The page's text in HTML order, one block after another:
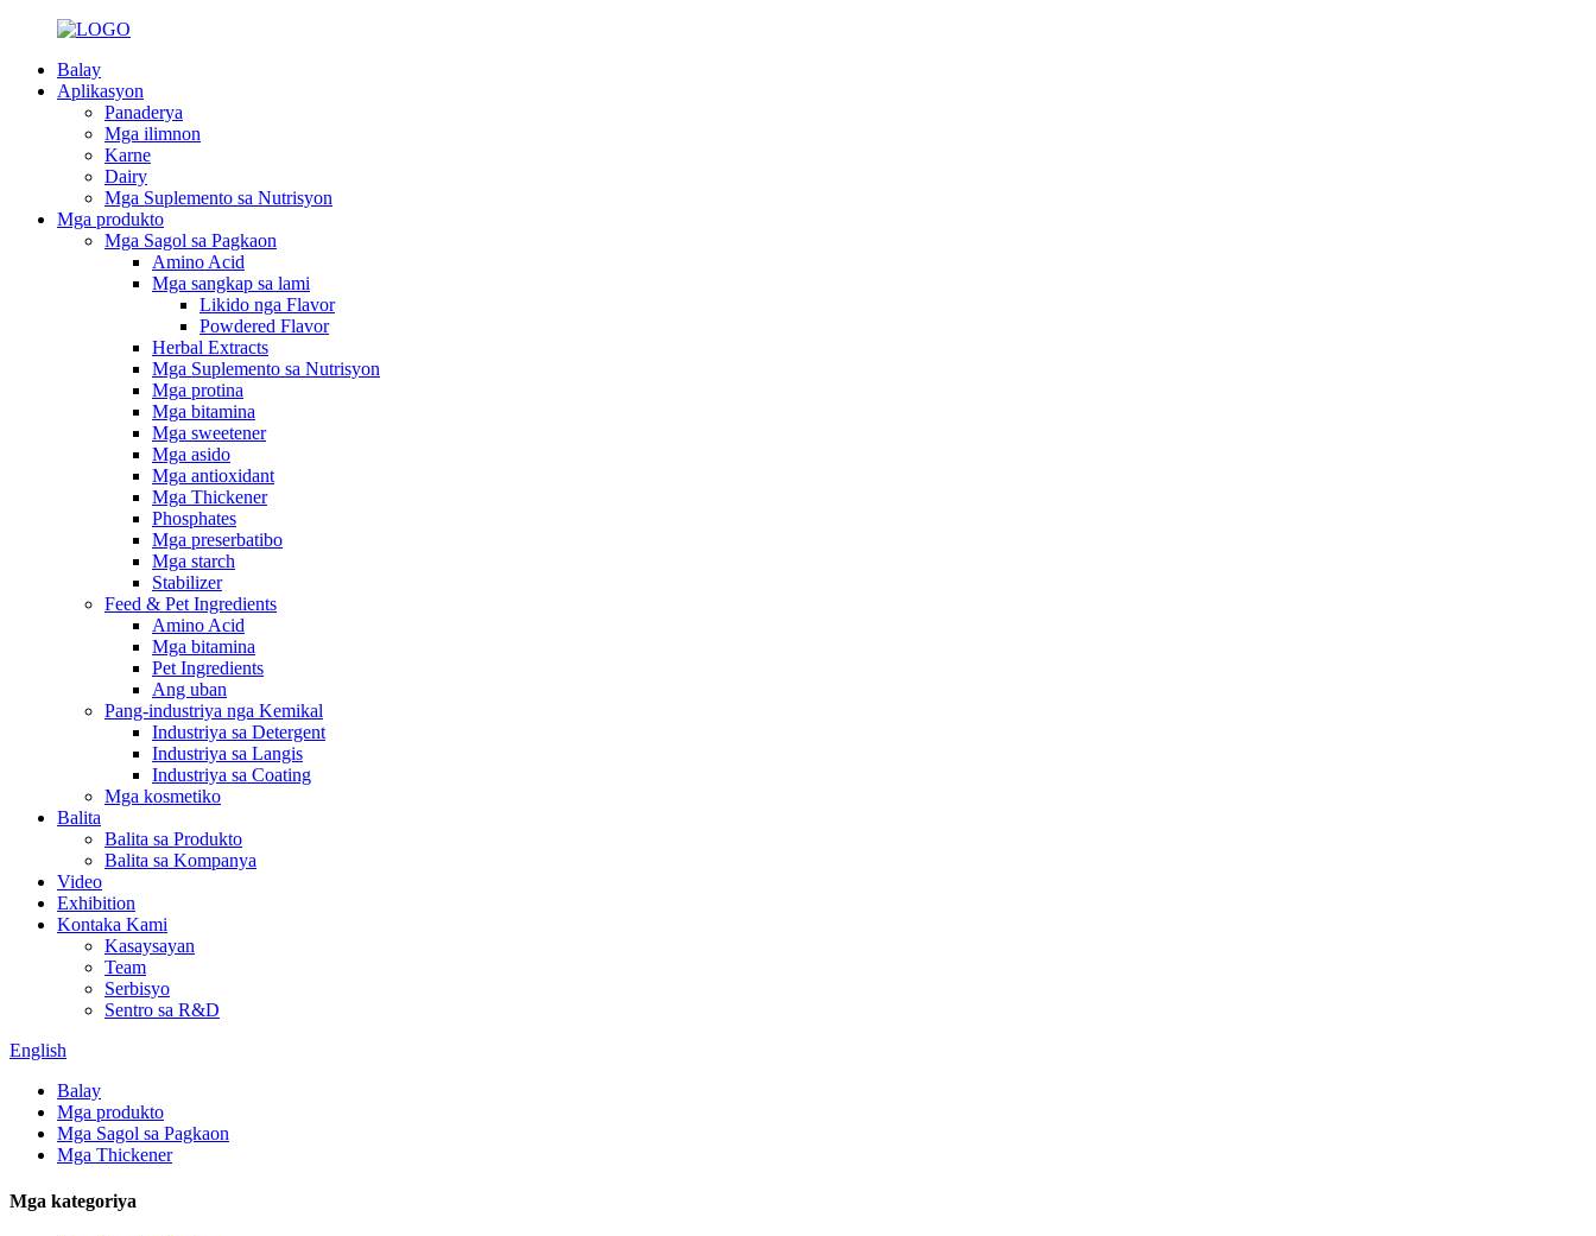
Balay
Aplikasyon
Panaderya
Mga ilimnon
Karne
Dairy
Mga Suplemento sa Nutrisyon
Mga produkto
Mga Sagol sa Pagkaon
Amino Acid
Mga sangkap sa lami
Likido nga Flavor
Powdered Flavor
Herbal Extracts
Mga Suplemento sa Nutrisyon
Mga protina
Mga bitamina
Mga sweetener
Mga asido
Mga antioxidant
Mga Thickener
Phosphates
Mga preserbatibo
Mga starch
Stabilizer
Feed & Pet Ingredients
Amino Acid
Mga bitamina
Pet Ingredients
Ang uban
Pang-industriya nga Kemikal
Industriya sa Detergent
Industriya sa Langis
Industriya sa Coating
Mga kosmetiko
Balita
Balita sa Produkto
Balita sa Kompanya
Video
Exhibition
Kontaka Kami
Kasaysayan
Team
Serbisyo
Sentro sa R&D
English
Balay
Mga produkto
Mga Sagol sa Pagkaon
Mga Thickener
Mga kategoriya